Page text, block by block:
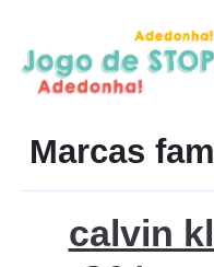
Marcas
calvin